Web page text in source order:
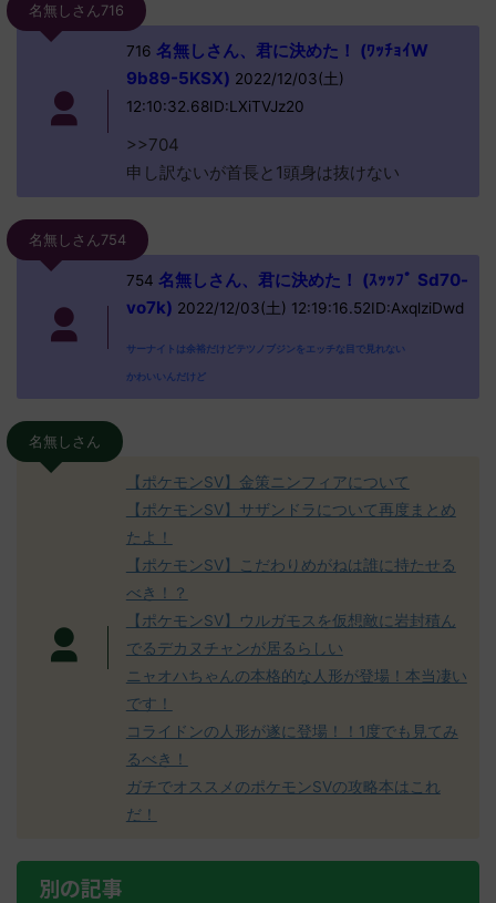
名無しさん716
716 名無しさん、君に決めた！ (ﾜｯﾁｮｲW
9b89-5KSX) 2022/12/03(土)
12:10:32.68ID:LXiTVJz20
>>704
申し訳ないが首長と1頭身は抜けない
名無しさん754
754 名無しさん、君に決めた！ (ｽｯｯﾌﾟ Sd70-
vo7k) 2022/12/03(土) 12:19:16.52ID:AxqlziDwd
サーナイトは余裕だけどテツノブジンをエッチな目で見れない
かわいいんだけど
名無しさん
【ポケモンSV】金策ニンフィアについて
【ポケモンSV】サザンドラについて再度まとめ
たよ！
【ポケモンSV】こだわりめがねは誰に持たせる
べき！？
【ポケモンSV】ウルガモスを仮想敵に岩封積ん
でるデカヌチャンが居るらしい
ニャオハちゃんの本格的な人形が登場！本当凄い
です！
コライドンの人形が遂に登場！！1度でも見てみ
るべき！
ガチでオススメのポケモンSVの攻略本はこれ
だ！
別の記事